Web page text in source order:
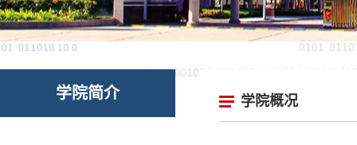
学院简介 学院概况